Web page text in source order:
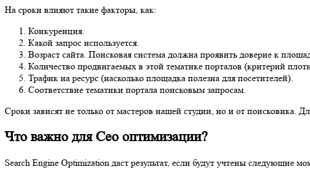
На сроки влияют такие факторы, как:
Конкуренция.
Какой запрос используется.
Возраст сайта. Поисковая система должна проявить доверие к
Количество продвигаемых в этой тематике порталов (критерий
Трафик на ресурс (насколько площадка полезна для посетителей).
Соответствие тематики портала поисковым запросам.
Сроки зависят не только от мастеров нашей студии, но и от
Что важно для Сео оптимизации?
Search Engine Optimization даст результат, если будут учтены следующие